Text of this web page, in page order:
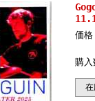
価
購